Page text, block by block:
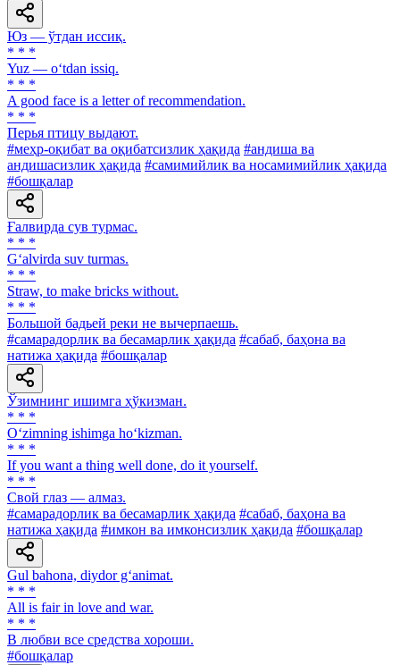
Юз — ўтдан иссиқ.
* * *
Yuz — o‘tdan issiq.
* * *
A good face is a letter of recommendation.
* * *
Перья птицу выдают.
#меҳр-оқибат ва оқибатсизлик ҳақида #андиша ва
андишасизлик ҳақида #самимийлик ва носамимийлик ҳақида
#бошқалар
Ғалвирда сув турмас.
* * *
G‘alvirda suv turmas.
* * *
Straw, tо make bricks without.
* * *
Большой бадьей реки не вычерпаешь.
#самарадорлик ва бесамарлик ҳақида #сабаб, баҳона ва
натижа ҳақида #бошқалар
Ўзимнинг ишимга ҳўкизман.
* * *
O‘zimning ishimga ho‘kizman.
* * *
If you want a thing well done, do it yourself.
* * *
Свой глаз — алмаз.
#самарадорлик ва бесамарлик ҳақида #сабаб, баҳона ва
натижа ҳақида #имкон ва имконсизлик ҳақида #бошқалар
Gul bahona, diydor g‘animat.
* * *
All is fair in love and war.
* * *
В любви все средства хороши.
#бошқалар